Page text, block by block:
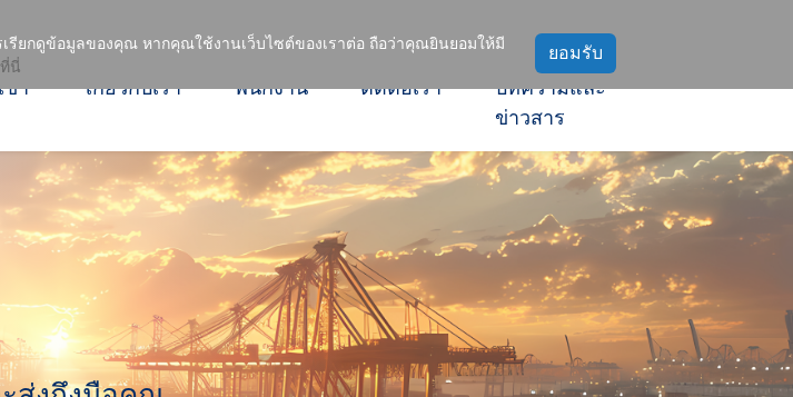
ข้า
เกี่ยวกับเรา พนักงาน ติดต่อเรา
บทความและ
ข่าวสาร
รียกดูข้อมูลของคุณ หากคุณใช้งานเว็บไซต์ของเราต่อ ถือว่าคุณยินยอมให้มี
นี่